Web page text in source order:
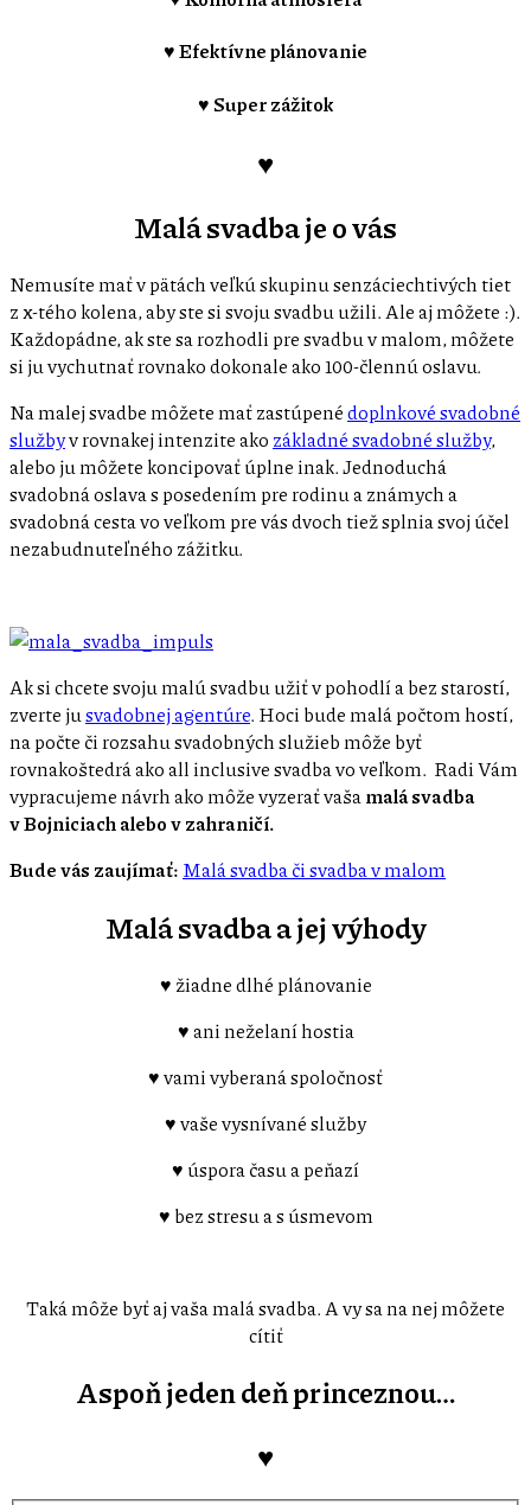
♥ Efektívne plánovanie
♥ Super zážitok
♥
Malá svadba je o vás
Nemusíte mať v pätách veľkú skupinu senzáciechtivých tiet
z x-tého kolena, aby ste si svoju svadbu užili. Ale aj môžete :).
Každopádne, ak ste sa rozhodli pre svadbu v malom, môžete
si ju vychutnať rovnako dokonale ako 100-člennú oslavu.
Na malej svadbe môžete mať zastúpenédoplnkové svadobné
službyv rovnakej intenzite ako základné svadobné služby,
alebo ju môžete koncipovať úplne inak. Jednoduchá
svadobná oslava s posedením pre rodinu a známych a
svadobná cesta vo veľkom pre vás dvoch tiež splnia svoj účel
nezabudnuteľného zážitku.
Ak si chcete svoju malú svadbu užiť v pohodlí a bez starostí,
zverte jusvadobnej agentúre. Hoci bude malá počtom hostí,
na počte či rozsahu svadobných služieb môže byť
rovnakoštedrá ako all inclusive svadba vo veľkom. Radi Vám
vypracujeme návrh ako môže vyzerať vašamalá svadba
v Bojniciach alebo v zahraničí.
Bude vás zaujímať: Malá svadba či svadba v malom
Malá svadba a jej výhody
♥ žiadne dlhé plánovanie
♥ ani neželaní hostia
♥ vami vyberaná spoločnosť
♥ vaše vysnívané služby
♥ úspora času a peňazí
♥ bez stresu a s úsmevom
Taká môže byť aj vaša malá svadba. A vy sa na nej môžete
cítiť
Aspoň jeden deň princeznou…
♥